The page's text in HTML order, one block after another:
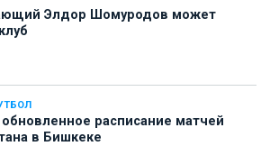
Элдор Шомуродов может
обновленное расписание матчей
в Бишкеке